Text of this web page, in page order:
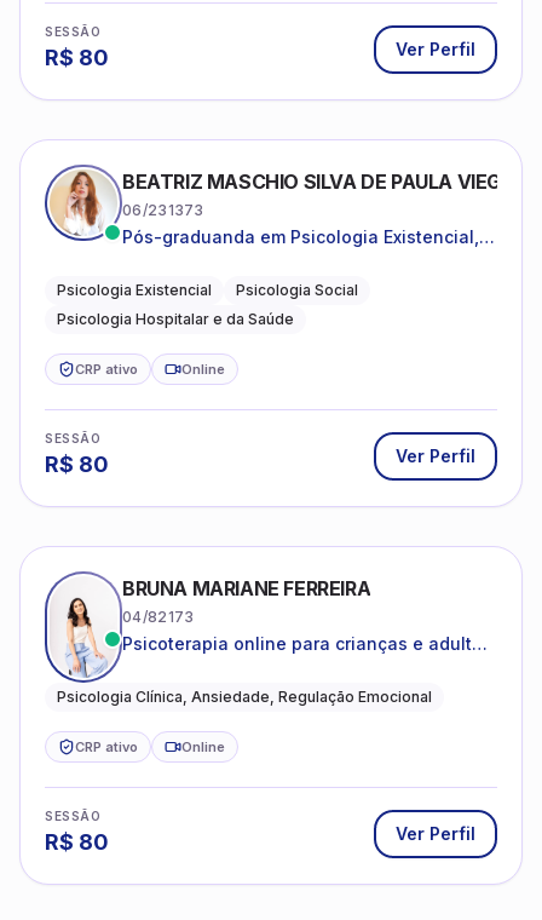
SESSÃO
R$ 80 Ver Perfil
BEATRIZ MASCHIO SILVA DE PAULA VIEGAS
06/231373
Pós-graduanda em Psicologia Existencial,
da Saúde.
Psicologia Existencial
Psicologia Social
Psicologia Hospitalar e da Saúde
CRP ativo Online
SESSÃO
R$ 80 Ver Perfil
BRUNA MARIANE FERREIRA
04/82173
Psicoterapia online para crianças e adultos
reduzir a ansiedade e construir uma vida
Psicologia Clínica, Ansiedade, Regulação Emocional
CRP ativo Online
SESSÃO
R$ 80 Ver Perfil